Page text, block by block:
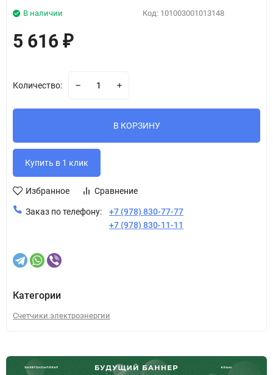
Код: 101003001013148
В наличии
5 616 ₽
Количество:
В КОРЗИНУ
Избранное Сравнение
Заказ по телефону:
+7 (978) 830-77-77
+7 (978) 830-11-11
Категории
Счетчики электроэнергии